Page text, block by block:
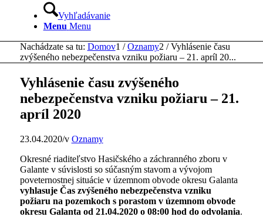
Vyhľadávanie
Menu Menu
Nachádzate sa tu: Domov1 / Oznamy2 / Vyhlásenie času
zvýšeného nebezpečenstva vzniku požiaru – 21. apríl 20...
Vyhlásenie času zvýšeného
nebezpečenstva vzniku požiaru – 21.
apríl 2020
23.04.2020/v Oznamy
Okresné riaditeľstvo Hasičského a záchranného zboru v
Galante v súvislosti so súčasným stavom a vývojom
poveternostnej situácie v územnom obvode okresu Galanta
vyhlasuje Čas zvýšeného nebezpečenstva vzniku
požiaru na pozemkoch s porastom v územnom obvode
okresu Galanta od 21.04.2020 o 08:00 hod do odvolania.